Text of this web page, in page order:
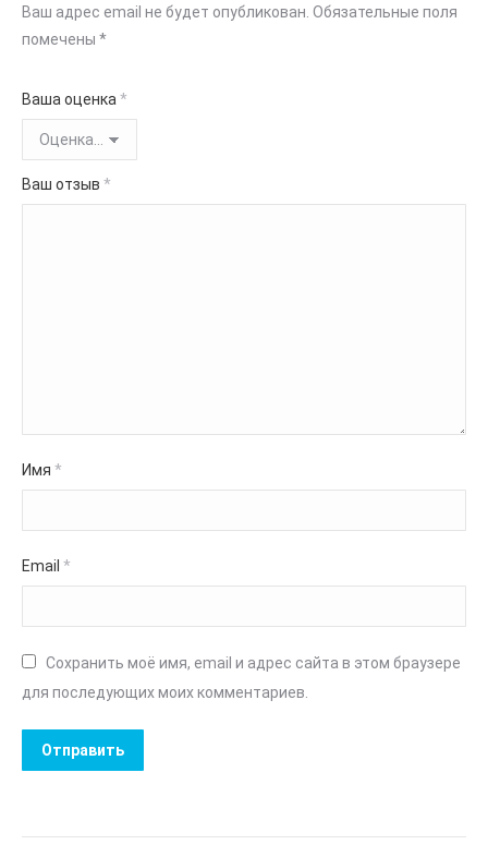
Ваш адрес email не будет опубликован. Обязательные поля
помечены *
Ваша оценка*
Ваш отзыв *
Имя *
Email *
Сохранить моё имя, email и адрес сайта в этом браузере
для последующих моих комментариев.